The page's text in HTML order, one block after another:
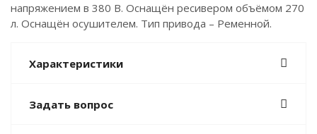
напряжением в 380 В. Оснащён ресивером объёмом 270
л. Оснащён осушителем. Тип привода – Ременной.
Характеристики
Задать вопрос